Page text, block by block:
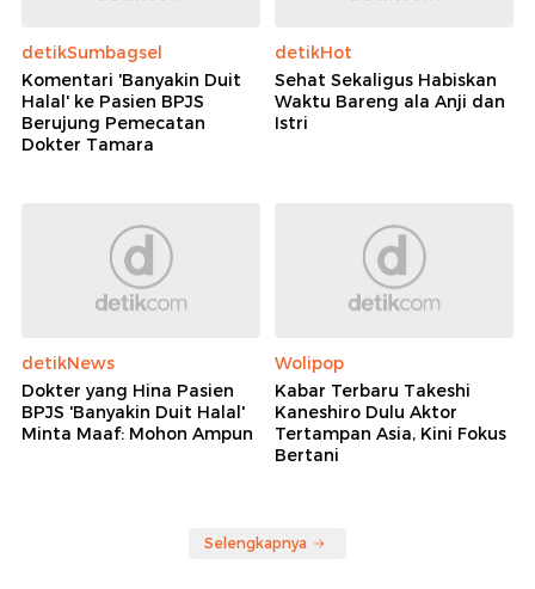
detikSumbagsel
Komentari 'Banyakin Duit
Halal' ke Pasien BPJS
Berujung Pemecatan
Dokter Tamara
detikHot
Sehat Sekaligus Habiskan
Waktu Bareng ala Anji dan
Istri
detikNews
Dokter yang Hina Pasien
BPJS 'Banyakin Duit Halal'
Minta Maaf: Mohon Ampun
Wolipop
Kabar Terbaru Takeshi
Kaneshiro Dulu Aktor
Tertampan Asia, Kini Fokus
Bertani
Selengkapnya